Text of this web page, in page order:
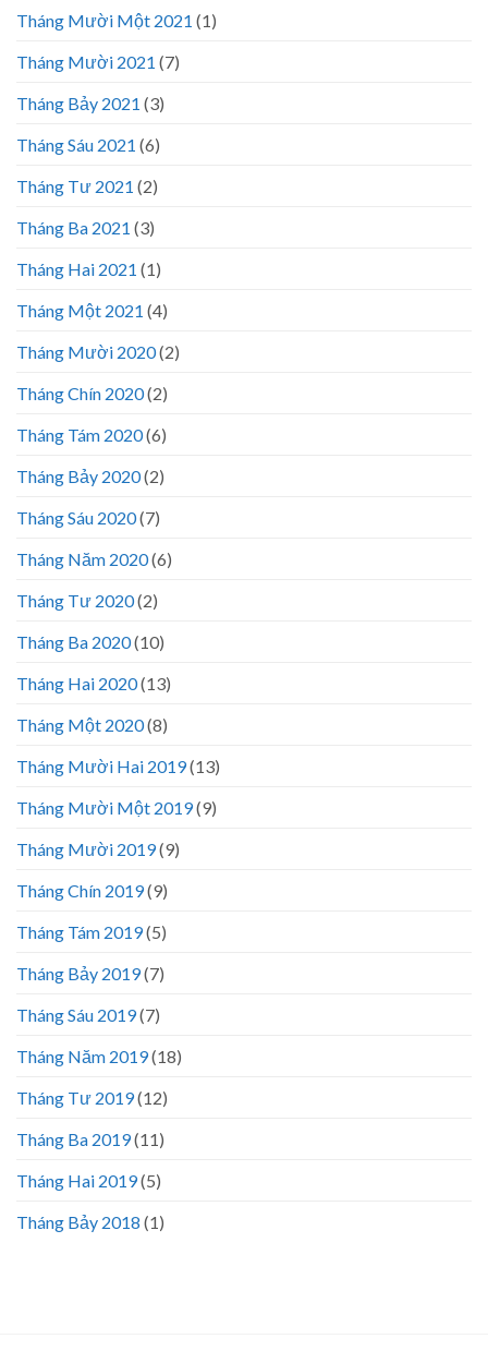
Tháng Mười Một 2021 (1)
Tháng Mười 2021 (7)
Tháng Bảy 2021 (3)
Tháng Sáu 2021 (6)
Tháng Tư 2021 (2)
Tháng Ba 2021 (3)
Tháng Hai 2021 (1)
Tháng Một 2021 (4)
Tháng Mười 2020(2)
Tháng Chín 2020(2)
Tháng Tám 2020(6)
Tháng Bảy 2020(2)
Tháng Sáu 2020(7)
Tháng Năm 2020(6)
Tháng Tư 2020(2)
Tháng Ba 2020(10)
Tháng Hai 2020(13)
Tháng Một 2020(8)
Tháng Mười Hai 2019(13)
Tháng Mười Một 2019(9)
Tháng Mười 2019(9)
Tháng Chín 2019(9)
Tháng Tám 2019(5)
Tháng Bảy 2019(7)
Tháng Sáu 2019(7)
Tháng Năm 2019(18)
Tháng Tư 2019(12)
Tháng Ba 2019(11)
Tháng Hai 2019(5)
Tháng Bảy 2018 (1)